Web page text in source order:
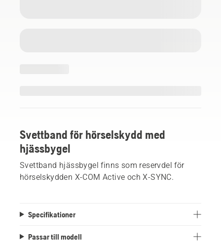
Svettband för hörselskydd med
hjässbygel
Svettband hjässbygel finns som reservdel för
hörselskydden X-COM Active och X-SYNC.
Specifikationer
Passar till modell